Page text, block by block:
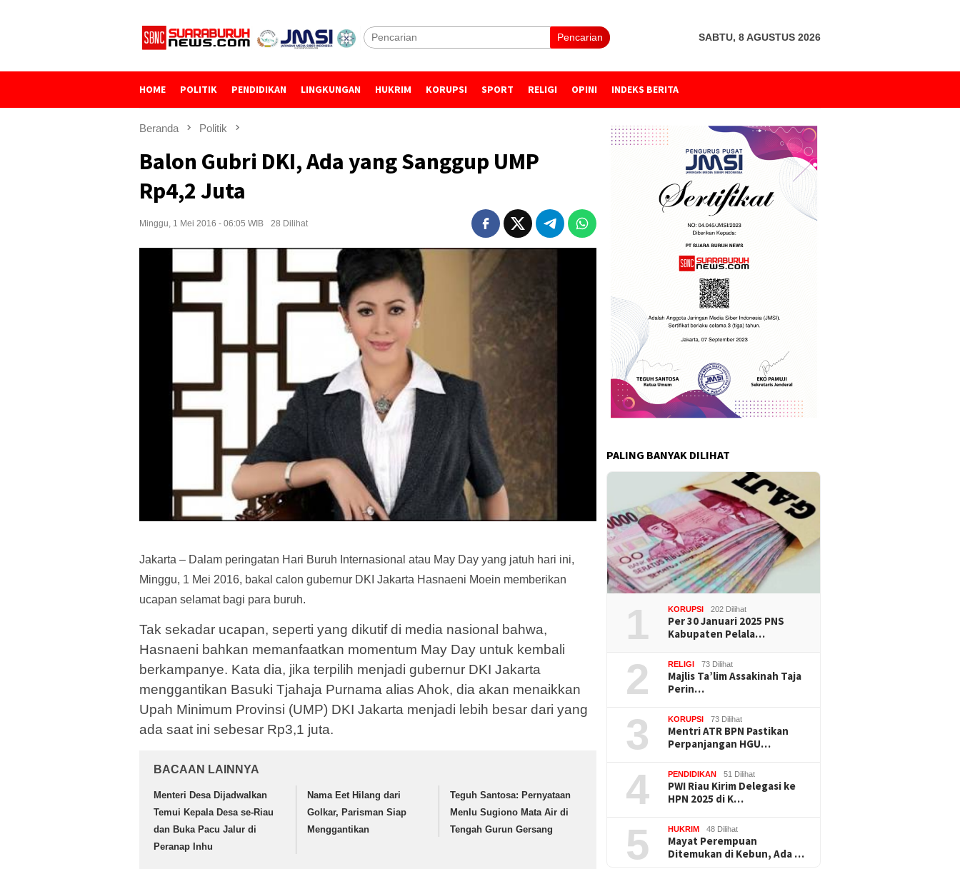
Pencarian SABTU, 8 AGUSTUS 2026
HOME POLITIK PENDIDIKAN LINGKUNGAN HUKRIM KORUPSI SPORT RELIGI OPINI INDEKS BERITA
Beranda Politik
Balon Gubri DKI, Ada yang Sanggup UMP
Rp4,2 Juta
Minggu, 1 Mei 2016 - 06:05 WIB 28 Dilihat
Jakarta – Dalam peringatan Hari Buruh Internasional atau May Day yang jatuh hari ini,
Minggu, 1 Mei 2016, bakal calon gubernur DKI Jakarta Hasnaeni Moein memberikan
ucapan selamat bagi para buruh.
Tak sekadar ucapan, seperti yang dikutif di media nasional bahwa,
Hasnaeni bahkan memanfaatkan momentum May Day untuk kembali
berkampanye. Kata dia, jika terpilih menjadi gubernur DKI Jakarta
menggantikan Basuki Tjahaja Purnama alias Ahok, dia akan menaikkan
Upah Minimum Provinsi (UMP) DKI Jakarta menjadi lebih besar dari yang
ada saat ini sebesar Rp3,1 juta.
BACAAN LAINNYA
Menteri Desa Dijadwalkan
Temui Kepala Desa se-Riau
dan Buka Pacu Jalur di
Peranap Inhu
Nama Eet Hilang dari
Golkar, Parisman Siap
Menggantikan
Teguh Santosa: Pernyataan
Menlu Sugiono Mata Air di
Tengah Gurun Gersang
PALING BANYAK DILIHAT
1 KORUPSI 202 Dilihat
Per 30 Januari 2025 PNS
Kabupaten Pelala…
2 RELIGI 73 Dilihat
Majlis Ta’lim Assakinah Taja
Perin…
3 KORUPSI 73 Dilihat
Mentri ATR BPN Pastikan
Perpanjangan HGU…
4 PENDIDIKAN 51 Dilihat
PWI Riau Kirim Delegasi ke
HPN 2025 di K…
5 HUKRIM 48 Dilihat
Mayat Perempuan
Ditemukan di Kebun, Ada …